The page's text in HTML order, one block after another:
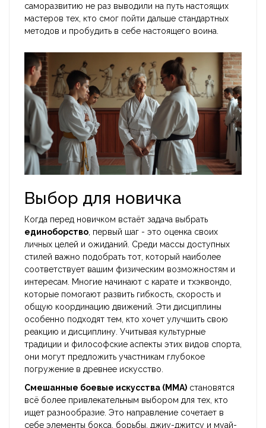
саморазвитию не раз выводили на путь настоящих
мастеров тех, кто смог пойти дальше стандартных
методов и пробудить в себе настоящего воина.
Выбор для новичка
Когда перед новичком встаёт задача выбрать
единоборство , первый шаг - это оценка своих
личных целей и ожиданий. Среди массы доступных
стилей важно подобрать тот, который наиболее
соответствует вашим физическим возможностям и
интересам. Многие начинают с карате и тхэквондо,
которые помогают развить гибкость, скорость и
общую координацию движений. Эти дисциплины
особенно подходят тем, кто хочет улучшить свою
реакцию и дисциплину. Учитывая культурные
традиции и философские аспекты этих видов спорта,
они могут предложить участникам глубокое
погружение в древнее искусство.
Смешанные боевые искусства (MMA) становятся
всё более привлекательным выбором для тех, кто
ищет разнообразие. Это направление сочетает в
себе элементы бокса, борьбы, джиу-джитсу и муай-